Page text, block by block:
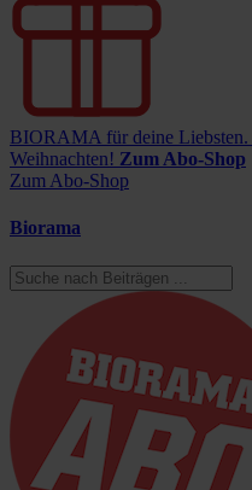
BIORAMA für deine Liebsten.
Weihnachten! Zum Abo-Shop
Zum Abo-Shop
Biorama